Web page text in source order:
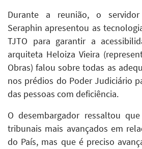
Durante a reunião, o servidor
Seraphin apresentou as
TJTO para garantir a
arquiteta Heloiza Vieira
Obras) falou sobre todas as
nos prédios do Poder Judiciário
das pessoas com deficiência.
O desembargador ressaltou
tribunais mais avançados em
do País, mas que é preciso